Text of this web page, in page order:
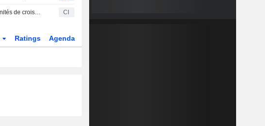
MPLX LP en quête d'opportunités de croissance externe CI
Ratings Agenda